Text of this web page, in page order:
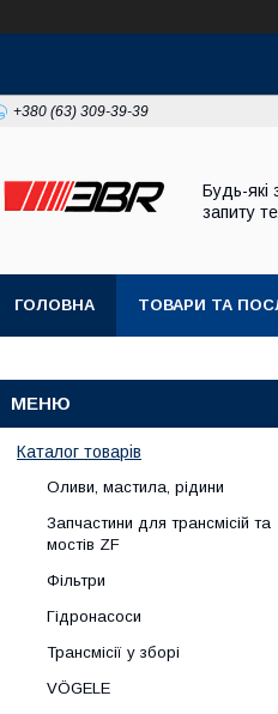
+380 (63) 309-39-39
Будь-які
запиту
ГОЛОВНА ТОВАРИ ТА
Каталог товарів
Оливи, мастила, рідини
Запчастини для трансмісій та
мостів ZF
Фільтри
Гідронасоси
Трансмісії у зборі
VÖGELE